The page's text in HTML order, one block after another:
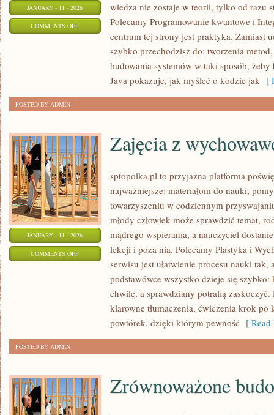
JANUARY - 11 - 2026
COMMENTS OFFON
SERVERLESS
wiedza nie zostaje w teorii, tylko od razu
Polecamy Programowanie kwantowe i
centrum tej strony jest praktyka. Zamiast
szybko przechodzisz do: tworzenia
budowania systemów w taki sposób,
Java pokazuje, jak myśleć o kodzie jak [
POSTED BY ADMIN
JANUARY - 11 - 2026
COMMENTS OFFON
WYCHOWAWCĄ
Zajęcia z
sptopolka.pl to przyjazna platforma
najważniejsze: materiałom do nauki,
towarzyszeniu w codziennym
młody człowiek może sprawdzić temat,
mądrego wspierania, a nauczyciel
lekcji i poza nią. Polecamy Plastyka i
serwisu jest ułatwienie procesu nauki tak,
podstawówce wszystko dzieje się
chwilę, a sprawdziany potrafią
klarowne tłumaczenia, ćwiczenia krok po
powtórek, dzięki którym pewność [
POSTED BY ADMIN
Zrównoważone